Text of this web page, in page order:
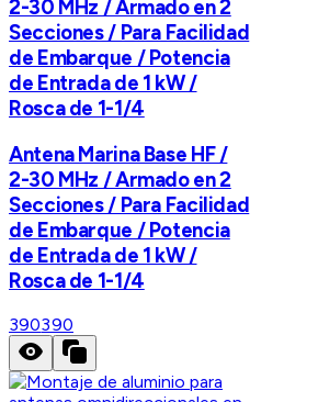
2-30 MHz / Armado en 2
Secciones / Para Facilidad
de Embarque / Potencia
de Entrada de 1 kW /
Rosca de 1-1/4
Antena Marina Base HF /
2-30 MHz / Armado en 2
Secciones / Para Facilidad
de Embarque / Potencia
de Entrada de 1 kW /
Rosca de 1-1/4
390390